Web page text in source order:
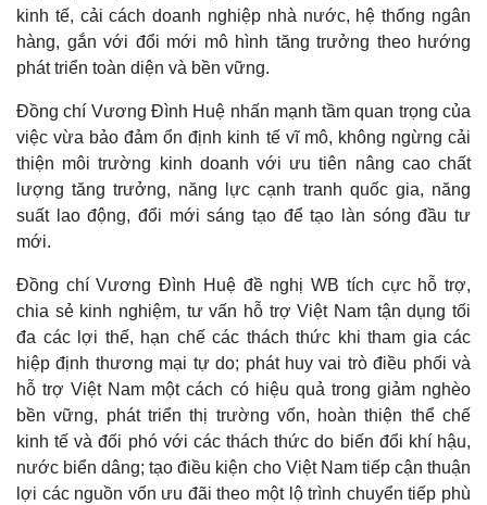
Thế giới
Quan sát
Cuộc sống đó đây
Multimedia
Video
Ảnh
kinh tế, cải cách doanh nghiệp nhà nước, hệ thống ngân
hàng, gắn với đổi mới mô hình tăng trưởng theo hướng
phát triển toàn diện và bền vững.
Đồng chí Vương Đình Huệ nhấn mạnh tầm quan trọng của
việc vừa bảo đảm ổn định kinh tế vĩ mô, không ngừng cải
thiện môi trường kinh doanh với ưu tiên nâng cao chất
lượng tăng trưởng, năng lực cạnh tranh quốc gia, năng
suất lao động, đổi mới sáng tạo để tạo làn sóng đầu tư
mới.
Đồng chí Vương Đình Huệ đề nghị WB tích cực hỗ trợ,
chia sẻ kinh nghiệm, tư vấn hỗ trợ Việt Nam tận dụng tối
đa các lợi thế, hạn chế các thách thức khi tham gia các
hiệp định thương mại tự do; phát huy vai trò điều phối và
hỗ trợ Việt Nam một cách có hiệu quả trong giảm nghèo
bền vững, phát triển thị trường vốn, hoàn thiện thể chế
kinh tế và đối phó với các thách thức do biến đổi khí hậu,
nước biển dâng; tạo điều kiện cho Việt Nam tiếp cận thuận
lợi các nguồn vốn ưu đãi theo một lộ trình chuyển tiếp phù